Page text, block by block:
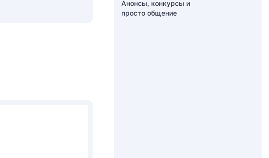
Анонсы, конкурсы и
просто общение